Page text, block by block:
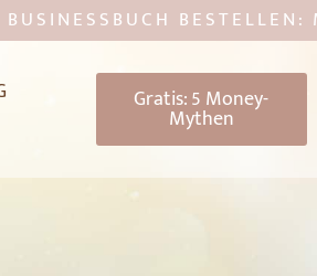
BESTELLEN:
Gratis: 5 Money-
Mythen